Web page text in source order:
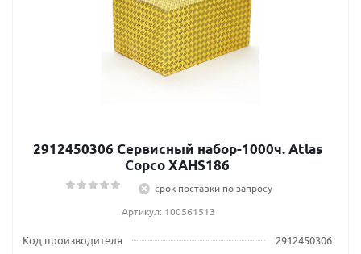
2912450306 Сервисный набор-1000ч. Atlas
Сopco XAHS186
срок поставки по запросу
Артикул: 100561513
Код производителя 2912450306